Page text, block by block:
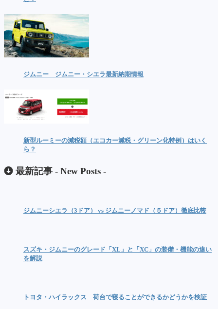
ジムニー ジムニー・シエラ最新納期情報
新型ルーミーの減税額（エコカー減税・グリーン化特例）はいく
ら？
最新記事 - New Posts -
ジムニーシエラ（3ドア） vs ジムニーノマド（５ドア）徹底比較
スズキ・ジムニーのグレード「XL」と「XC」の装備・機能の違い
を解説
トヨタ・ハイラックス 荷台で寝ることができるかどうかを検証